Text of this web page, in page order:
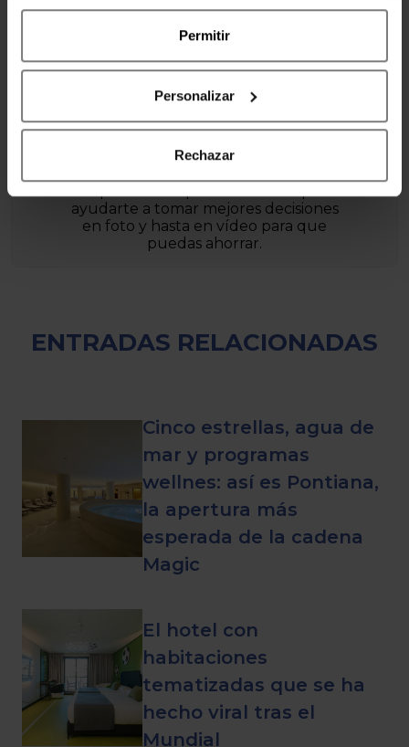
Permitir
Personalizar
Rechazar
POR SERGI NEBOT
Me gusta analizar al máximo todo lo
los productos que uso en casa para
ayudarte a tomar mejores decisiones
en foto y hasta en vídeo para que
puedas ahorrar.
ENTRADAS RELACIONADAS
Cinco estrellas, agua de
mar y programas
wellnes: así es Pontiana,
la apertura más
esperada de la cadena
Magic
El hotel con
habitaciones
tematizadas que se ha
hecho viral tras el
Mundial